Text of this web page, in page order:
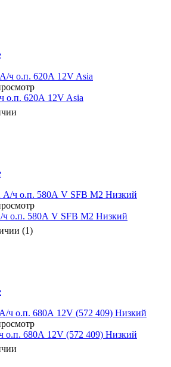
о.п. 620А 12V Asia
о.п. 580А V SFB M2 Низкий
(1)
о.п. 680А 12V (572 409) Низкий